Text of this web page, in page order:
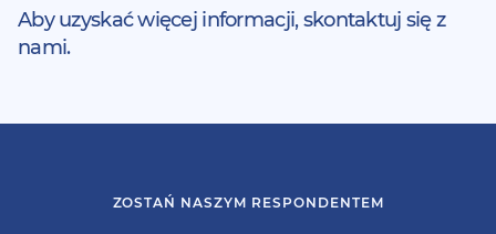
Aby uzyskać więcej informacji,skontaktuj się z
nami.
ZOSTAŃ NASZYM RESPONDENTEM